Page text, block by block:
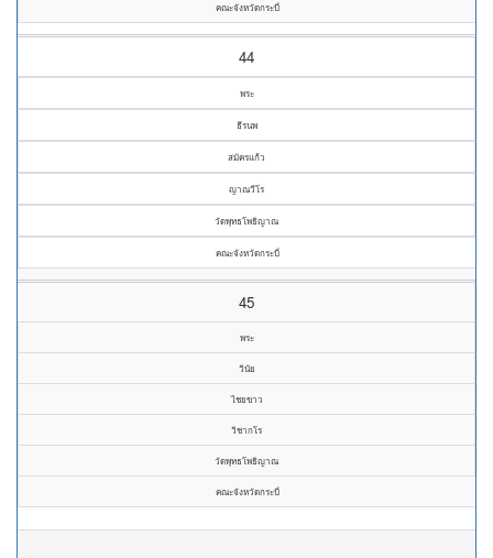
คณะจังหวัดกระบี่
44
พระ
ธีรนพ
สมัครแก้ว
ญาณวีโร
วัดพุทธโพธิญาณ
คณะจังหวัดกระบี่
45
พระ
วินัย
ไชยขาว
วิชากโร
วัดพุทธโพธิญาณ
คณะจังหวัดกระบี่